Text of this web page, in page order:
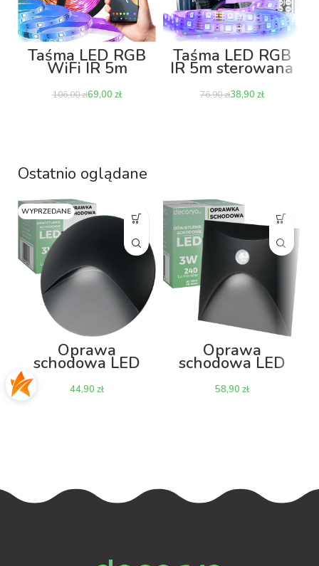
Taśma LED RGB
WiFi IR 5m
smartfonem i
106,00zł69,00 zł
Taśma LED RGB
IR 5m sterowana
76,90zł38,90 zł
Ostatnio oglądane
WYPRZEDANE
Oprawa
schodowa LED
230V 3W 4000K
zł
Oprawa
schodowa LED
czujnikiem ruchu
zł